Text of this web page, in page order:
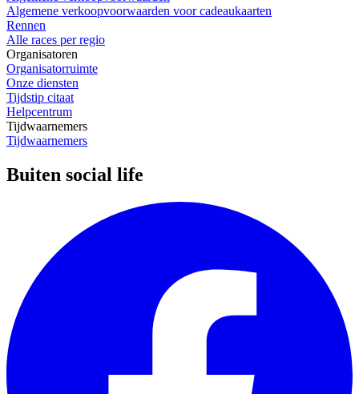
Algemene verkoopvoorwaarden voor cadeaukaarten
Rennen
Alle races per regio
Organisatoren
Organisatorruimte
Onze diensten
Tijdstip citaat
Helpcentrum
Tijdwaarnemers
Tijdwaarnemers
Buiten social life